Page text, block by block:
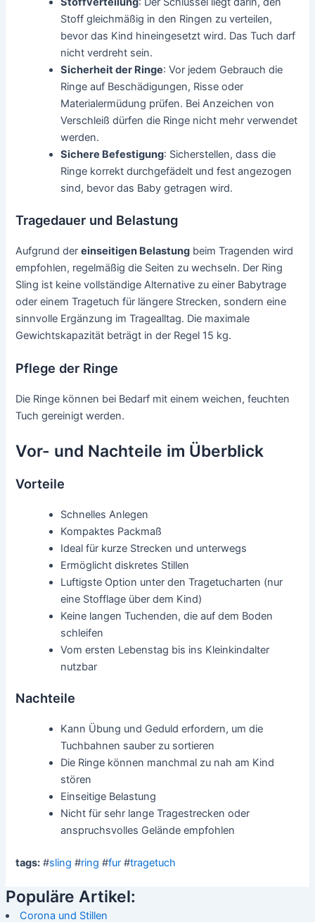
Stoff gleichmäßig in den Ringen zu verteilen,
bevor das Kind hineingesetzt wird. Das Tuch darf
nicht verdreht sein.
Sicherheit der Ringe: Vor jedem Gebrauch die
Ringe auf Beschädigungen, Risse oder
Materialermüdung prüfen. Bei Anzeichen von
Verschleiß dürfen die Ringe nicht mehr verwendet
werden.
Sichere Befestigung: Sicherstellen, dass die
Ringe korrekt durchgefädelt und fest angezogen
sind, bevor das Baby getragen wird.
Tragedauer und Belastung
Aufgrund dereinseitigen Belastung beim Tragenden wird
empfohlen, regelmäßig die Seiten zu wechseln. Der Ring
Sling ist keine vollständige Alternative zu einer Babytrage
oder einem Tragetuch für längere Strecken, sondern eine
sinnvolle Ergänzung im Tragealltag. Die maximale
Gewichtskapazität beträgt in der Regel 15 kg.
Pflege der Ringe
Die Ringe können bei Bedarf mit einem weichen, feuchten
Tuch gereinigt werden.
Vor- und Nachteile im Überblick
Vorteile
Schnelles Anlegen
Kompaktes Packmaß
Ideal für kurze Strecken und unterwegs
Ermöglicht diskretes Stillen
Luftigste Option unter den Tragetucharten (nur
eine Stofflage über dem Kind)
Keine langen Tuchenden, die auf dem Boden
schleifen
Vom ersten Lebenstag bis ins Kleinkindalter
nutzbar
Nachteile
Kann Übung und Geduld erfordern, um die
Tuchbahnen sauber zu sortieren
Die Ringe können manchmal zu nah am Kind
stören
Einseitige Belastung
Nicht für sehr lange Tragestrecken oder
anspruchsvolles Gelände empfohlen
tags: #sling #ring #fur #tragetuch
Populäre Artikel:
Corona und Stillen